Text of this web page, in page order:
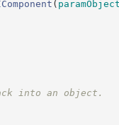
(
into an object.